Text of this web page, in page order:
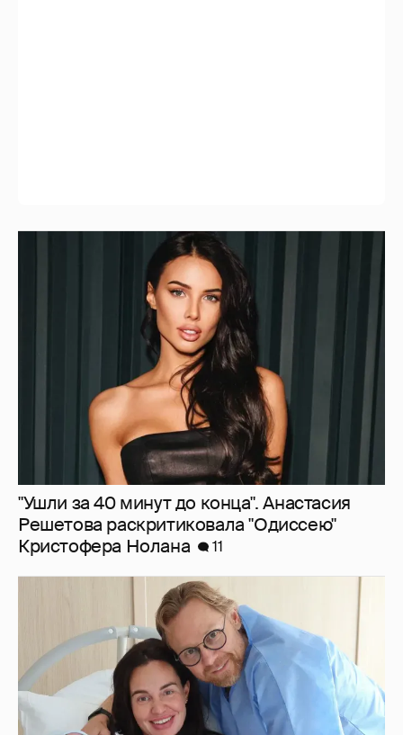
"Ушли за 40 минут до конца". Анастасия
Решетова раскритиковала "Одиссею"
Кристофера Нолана
11
57-летний главный тренер сборной России
по футболу Валерий Карпин стал отцом в
шестой раз
9